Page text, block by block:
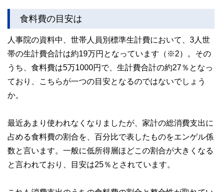
食料費の目安は
人事院の資料中、世帯人員別標準生計費において、3人世
帯の生計費合計は約19万円となっています（※2）。その
うち、食料費は5万1000円で、生計費合計の約27％となっ
ており、こちらが一つの目安となるのではないでしょう
か。
最近あまり使われなくなりましたが、家計の総消費支出に
占める食料費の割合を、百分比で表したものをエンゲル係
数と言います。一般に低所得層ほどこの割合が大きくなる
と言われており、目安は25％とされています。